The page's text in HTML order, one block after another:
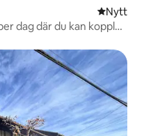
NyttNytt
dag där du kan koppla